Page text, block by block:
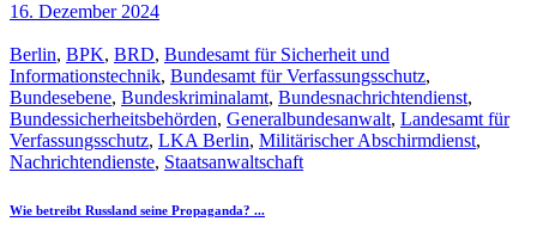
16. Dezember 2024
Berlin, BPK, BRD, Bundesamt für Sicherheit und
Informationstechnik, Bundesamt für Verfassungsschutz,
Bundesebene, Bundeskriminalamt, Bundesnachrichtendienst,
Bundessicherheitsbehörden, Generalbundesanwalt, Landesamt für
Verfassungsschutz, LKA Berlin, Militärischer Abschirmdienst,
Nachrichtendienste, Staatsanwaltschaft
Wie betreibt Russland seine Propaganda? ...